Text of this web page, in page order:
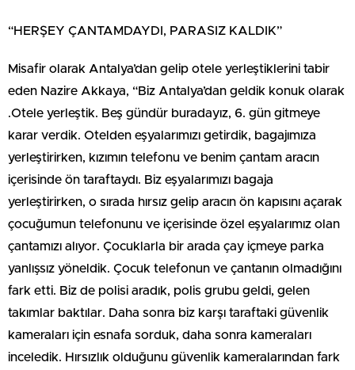
“HERŞEY ÇANTAMDAYDI, PARASIZ KALDIK”
Misafir olarak Antalya’dan gelip otele yerleştiklerini tabir
eden Nazire Akkaya, “Biz Antalya’dan geldik konuk olarak
.Otele yerleştik. Beş gündür buradayız, 6. gün gitmeye
karar verdik. Otelden eşyalarımızı getirdik, bagajımıza
yerleştirirken, kızımın telefonu ve benim çantam aracın
içerisinde ön taraftaydı. Biz eşyalarımızı bagaja
yerleştirirken, o sırada hırsız gelip aracın ön kapısını açarak
çocuğumun telefonunu ve içerisinde özel eşyalarımız olan
çantamızı alıyor. Çocuklarla bir arada çay içmeye parka
yanlışsız yöneldik. Çocuk telefonun ve çantanın olmadığını
fark etti. Biz de polisi aradık, polis grubu geldi, gelen
takımlar baktılar. Daha sonra biz karşı taraftaki güvenlik
kameraları için esnafa sorduk, daha sonra kameraları
inceledik. Hırsızlık olduğunu güvenlik kameralarından fark